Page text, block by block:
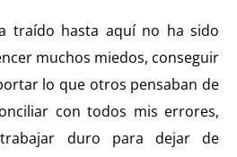
traído hasta aquí no ha sido
muchos miedos, conseguir
lo que otros pensaban de
con todos mis errores,
duro para dejar de